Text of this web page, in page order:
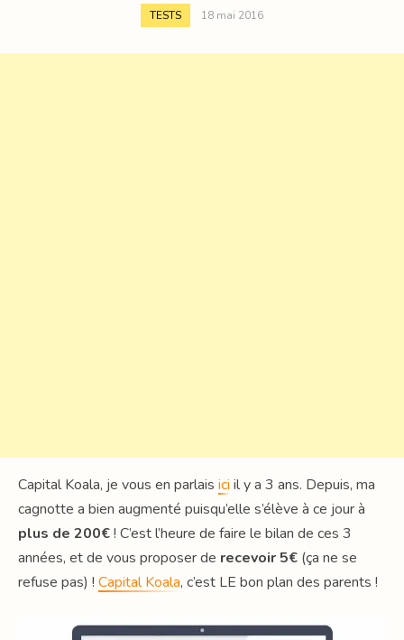
TESTS 18 mai 2016
Capital Koala, je vous en parlais ici il y a 3 ans. Depuis, ma
cagnotte a bien augmenté puisqu’elle s’élève à ce jour à
plus de 200€! C’est l’heure de faire le bilan de ces 3
années, et de vous proposer de recevoir 5€ (ça ne se
refuse pas) ! Capital Koala, c’est LE bon plan des parents !